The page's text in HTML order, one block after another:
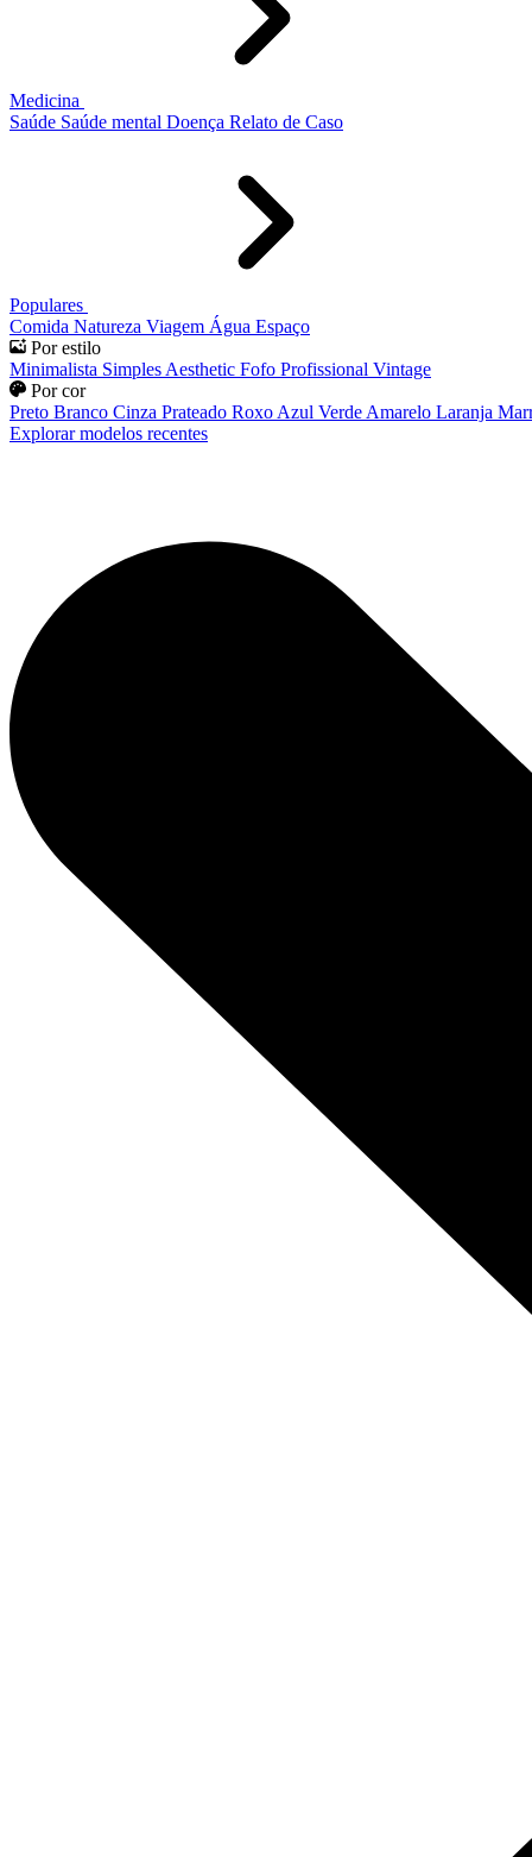
Medicina
Saúde Saúde mental Doença Relato de Caso
Populares
Comida Natureza Viagem Água Espaço
Por estilo
Minimalista Simples Aesthetic Fofo Profissional Vintage
Por cor
Preto Branco Cinza Prateado Roxo Azul Verde Amarelo Laranja
Explorar modelos recentes